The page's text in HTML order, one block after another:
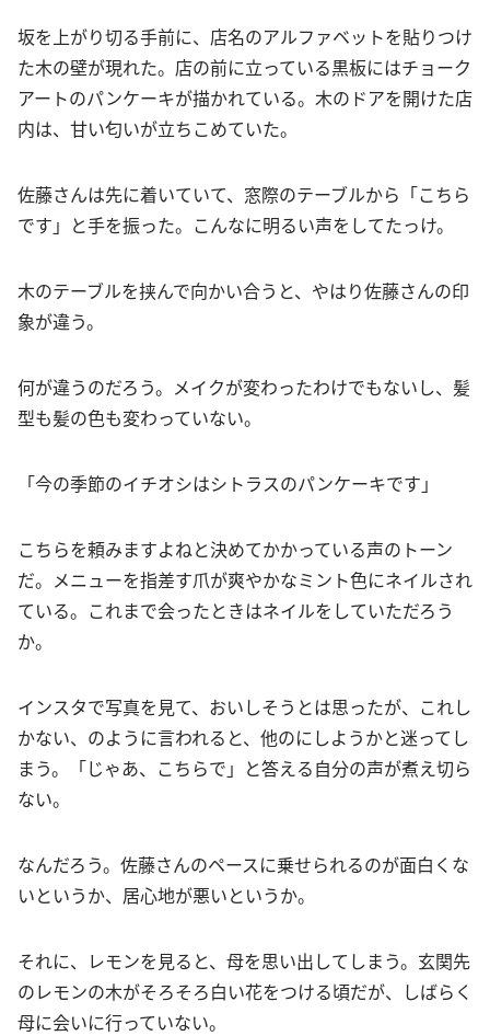
坂を上がり切る手前に、店名のアルファベットを貼りつけ
た木の壁が現れた。店の前に立っている黒板にはチョーク
アートのパンケーキが描かれている。木のドアを開けた店
内は、甘い匂いが立ちこめていた。
佐藤さんは先に着いていて、窓際のテーブルから「こちら
です」と手を振った。こんなに明るい声をしてたっけ。
木のテーブルを挟んで向かい合うと、やはり佐藤さんの印
象が違う。
何が違うのだろう。メイクが変わったわけでもないし、髪
型も髪の色も変わっていない。
「今の季節のイチオシはシトラスのパンケーキです」
こちらを頼みますよねと決めてかかっている声のトーン
だ。メニューを指差す爪が爽やかなミント色にネイルされ
ている。これまで会ったときはネイルをしていただろう
か。
インスタで写真を見て、おいしそうとは思ったが、これし
かない、のように言われると、他のにしようかと迷ってし
まう。「じゃあ、こちらで」と答える自分の声が煮え切ら
ない。
なんだろう。佐藤さんのペースに乗せられるのが面白くな
いというか、居心地が悪いというか。
それに、レモンを見ると、母を思い出してしまう。玄関先
のレモンの木がそろそろ白い花をつける頃だが、しばらく
母に会いに行っていない。